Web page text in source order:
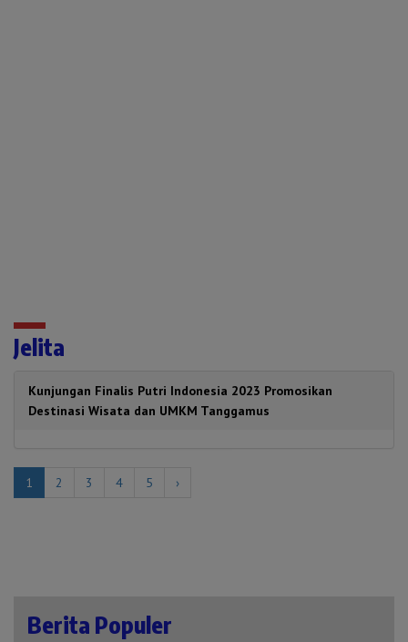
Jelita
Kunjungan Finalis Putri Indonesia 2023 Promosikan
Destinasi Wisata dan UMKM Tanggamus
1 2 3 4 5 ›
Berita Populer